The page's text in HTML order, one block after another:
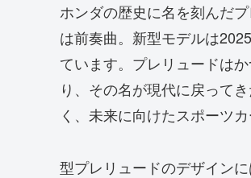
ホンダの歴史に名を刻んだ
は前奏曲。新型モデルは
ています。プレリュードは
り、その名が現代に戻って
く、未来に向けたスポーツ
型プレリュードのデザイン